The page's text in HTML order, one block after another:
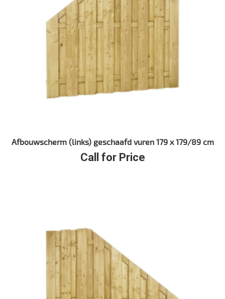
Afbouwscherm (links) geschaafd vuren 179 x 179/89 cm
Call for Price